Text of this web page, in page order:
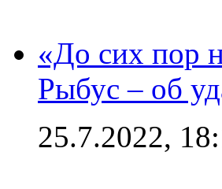
«До сих пор
Рыбус – об
25.7.2022,